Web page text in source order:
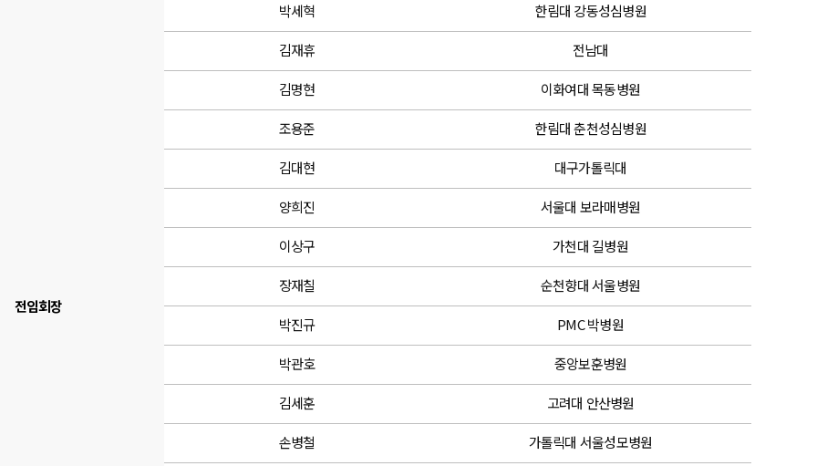
전임회장
박세혁 한림대 강동성심병원
김재휴 전남대
김명현 이화여대 목동병원
조용준 한림대 춘천성심병원
김대현 대구가톨릭대
양희진 서울대 보라매병원
이상구 가천대 길병원
장재칠 순천향대 서울병원
박진규 PMC 박병원
박관호 중앙보훈병원
김세훈 고려대 안산병원
손병철 가톨릭대 서울성모병원